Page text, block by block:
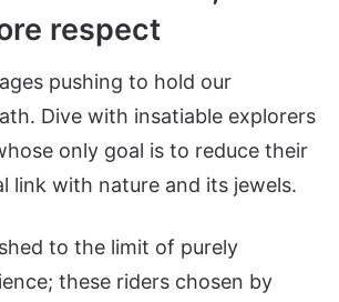
respect
pushing to hold our
Dive with insatiable explorers
only goal is to reduce their
link with nature and its jewels.
to the limit of purely
these riders chosen by